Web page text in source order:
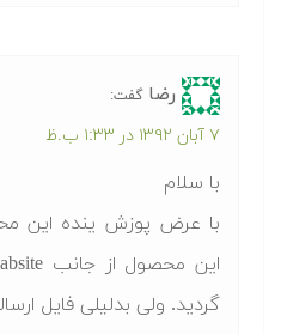
رضا گفت:
۷ آبان ۱۳۹۲ در ۱:۳۳ ب.ظ
با سلام
با عرض پوزش ینده این
گردید. ولی بدلیلی فایل